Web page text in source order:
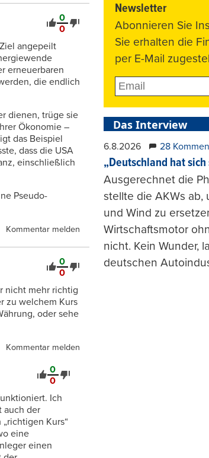
0
0
angepeilt
erneuerbaren
die endlich
dienen, trüge sie
Ökonomie –
das Beispiel
dass die USA
einschließlich
Pseudo-
Kommentar melden
0
0
nicht mehr richtig
zu welchem Kurs
oder sehe
Kommentar melden
0
0
Ich
auch der
Kurs“
eine
einen
Newsletter
Abonnieren Sie
Sie erhalten die
per E-Mail
Das Interview
6.8.2026 28
„Deutschland hat
Ausgerechnet die
stellte die AKWs ab,
und Wind zu
Wirtschaftsmotor
nicht. Kein Wunder,
deutschen